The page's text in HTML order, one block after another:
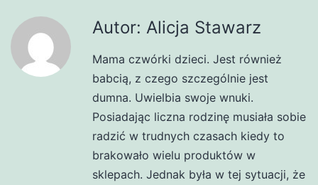
Autor: Alicja Stawarz
Mama czwórki dzieci. Jest również
babcią, z czego szczególnie jest
dumna. Uwielbia swoje wnuki.
Posiadając liczna rodzinę musiała sobie
radzić w trudnych czasach kiedy to
brakowało wielu produktów w
sklepach. Jednak była w tej sytuacji, że